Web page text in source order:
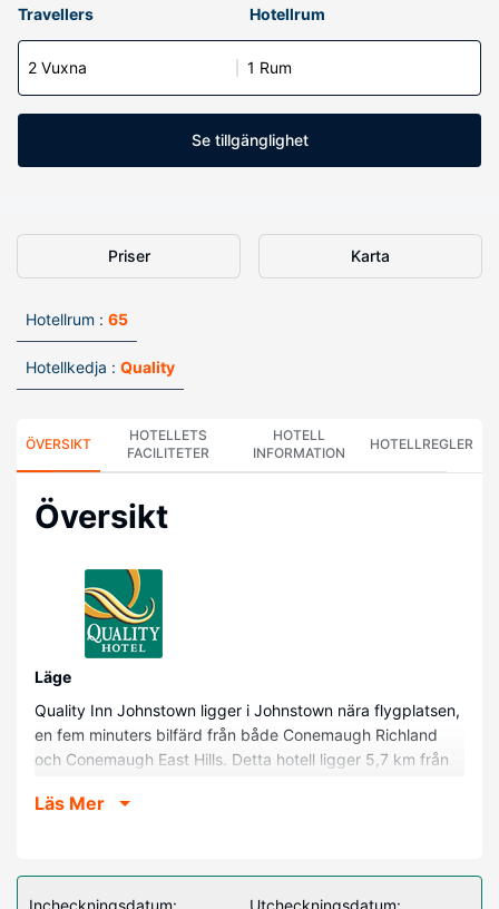
Travellers Hotellrum
2 Vuxna 1 Rum
Se tillgänglighet
Priser Karta
Hotellrum : 65
Hotellkedja : Quality
ÖVERSIKT
HOTELLETS
FACILITETER
HOTELL
INFORMATION
HOTELLREGLER
Översikt
Läge
Quality Inn Johnstown ligger i Johnstown nära flygplatsen,
en fem minuters bilfärd från både Conemaugh Richland
och Conemaugh East Hills. Detta hotell ligger 5,7 km från
Pasquerilla Performing Arts Center.
Känn dig som hemma i ett av de 65 luftkonditionerade
rummen med mikrovågsugn. Gratis wi-fi gör att du kan
Läs Mer
Incheckningsdatum: Utcheckningsdatum: